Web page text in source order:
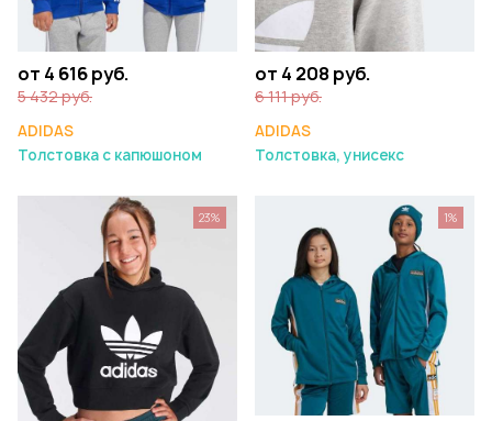
от 4 616 руб.
5 432 руб.
ADIDAS
Толстовка с капюшоном
от 4 208 руб.
6 111 руб.
ADIDAS
Толстовка, унисекс
23% 1%